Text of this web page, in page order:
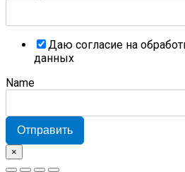
Даю согласие на
данных
Name
Отправить
×